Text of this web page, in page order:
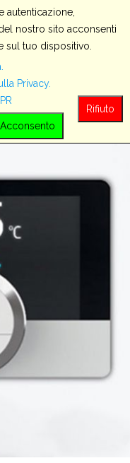
autenticazione,
nostro sito acconsenti
tuo dispositivo.
Privacy.
Rifiuto
Acconsento